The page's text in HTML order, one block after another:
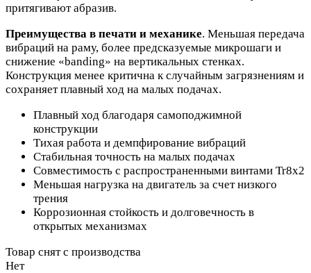
притягивают абразив.
Преимущества в печати и механике. Меньшая передача
вибраций на раму, более предсказуемые микрошаги и
снижение «banding» на вертикальных стенках.
Конструкция менее критична к случайным загрязнениям и
сохраняет плавный ход на малых подачах.
Плавный ход благодаря самоподжимной
конструкции
Тихая работа и демпфирование вибраций
Стабильная точность на малых подачах
Совместимость с распространенными винтами Tr8x2
Меньшая нагрузка на двигатель за счет низкого
трения
Коррозионная стойкость и долговечность в
открытых механизмах
Товар снят с производства
Нет